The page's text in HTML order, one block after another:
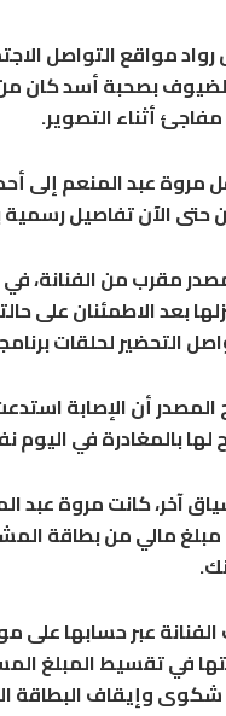
رواد مواقع التواصل
بصحبة أسد كان من
أثناء التصوير.
مروة عبد المنعم إلى
حتى الآن تفاصيل رسمية
مقرب من الفنانة،
بعد الاطمئنان على
التحضير لحلقات
أن الإصابة
لها بالمغادرة في اليوم
آخر، كانت مروة عبد
مالي من بطاقة
عبر حسابها
في تقسيط المبلغ
وإيقاف البطاقة